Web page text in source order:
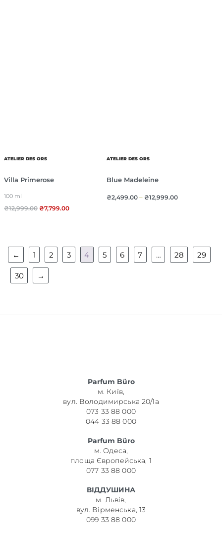
ATELIER DES ORS
Villa Primerose
100 ml
₴12,999.00 ₴7,799.00
ATELIER DES ORS
Blue Madeleine
₴2,499.00 – ₴12,999.00
← 1 2 3 4 5 6 7 … 28 29
30 →
Parfum Büro
м. Київ,
вул. Володимирська 20/1а
073 33 88 000
044 33 88 000
Parfum Büro
м. Одеса,
площа Європейська, 1
077 33 88 000
ВІДДУШИНА
м. Львів,
вул. Вірменська, 13
099 33 88 000